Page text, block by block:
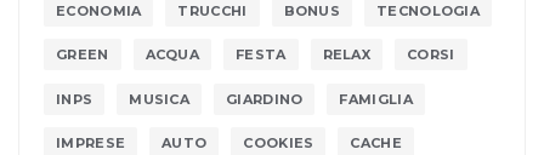
ECONOMIA TRUCCHI BONUS TECNOLOGIA
GREEN ACQUA FESTA RELAX CORSI
INPS MUSICA GIARDINO FAMIGLIA
IMPRESE AUTO COOKIES CACHE